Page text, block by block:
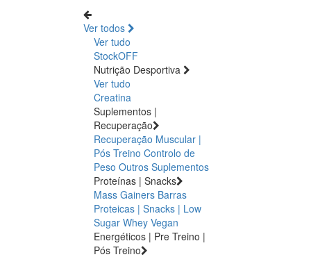
Ver todos
Ver tudo
StockOFF
Nutrição Desportiva
Ver tudo
Creatina
Suplementos |
Recuperação
Recuperação Muscular |
Pós Treino Controlo de
Peso Outros Suplementos
Proteínas | Snacks
Mass Gainers Barras
Proteicas | Snacks | Low
Sugar Whey Vegan
Energéticos | Pre Treino |
Pós Treino